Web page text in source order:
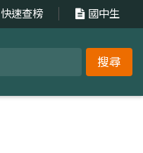
快速查榜 國中生
搜尋